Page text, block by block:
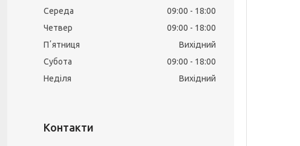
Середа
09:00
18:00
Четвер
09:00
18:00
Пʼятниця
Вихідний
Субота
09:00
18:00
Неділя
Вихідний